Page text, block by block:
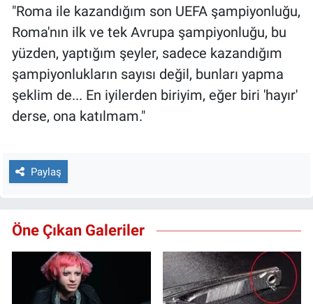
"Roma ile kazandığım son UEFA şampiyonluğu,
Roma'nın ilk ve tek Avrupa şampiyonluğu, bu
yüzden, yaptığım şeyler, sadece kazandığım
şampiyonlukların sayısı değil, bunları yapma
şeklim de... En iyilerden biriyim, eğer biri 'hayır'
derse, ona katılmam."
Paylaş
Öne Çıkan Galeriler